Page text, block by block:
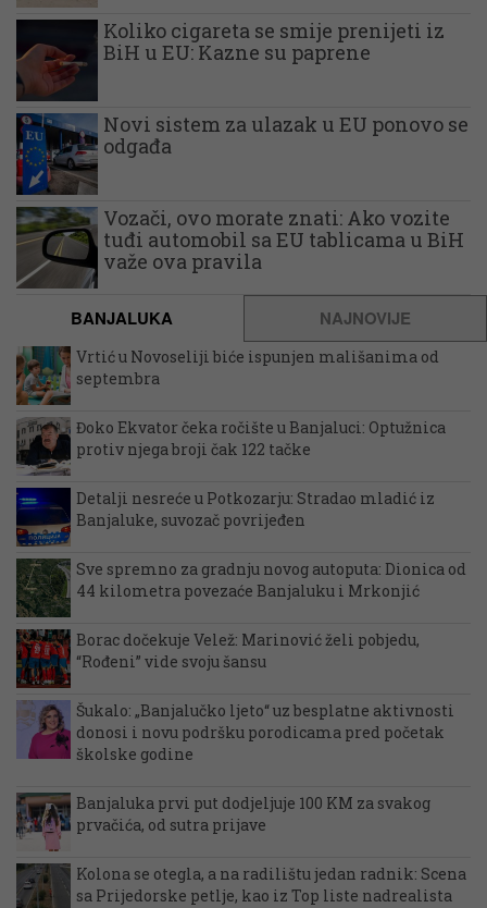
Koliko cigareta se smije prenijeti iz
BiH u EU: Kazne su paprene
Novi sistem za ulazak u EU ponovo se
odgađa
Vozači, ovo morate znati: Ako vozite
tuđi automobil sa EU tablicama u BiH
važe ova pravila
BANJALUKA NAJNOVIJE
Vrtić u Novoseliji biće ispunjen mališanima od
septembra
Đoko Ekvator čeka ročište u Banjaluci: Optužnica
protiv njega broji čak 122 tačke
Detalji nesreće u Potkozarju: Stradao mladić iz
Banjaluke, suvozač povrijeđen
Sve spremno za gradnju novog autoputa: Dionica od
44 kilometra povezaće Banjaluku i Mrkonjić
Borac dočekuje Velež: Marinović želi pobjedu,
“Rođeni” vide svoju šansu
Šukalo: „Banjalučko ljeto“ uz besplatne aktivnosti
donosi i novu podršku porodicama pred početak
školske godine
Banjaluka prvi put dodjeljuje 100 KM za svakog
prvačića, od sutra prijave
Kolona se otegla, a na radilištu jedan radnik: Scena
sa Prijedorske petlje, kao iz Top liste nadrealista